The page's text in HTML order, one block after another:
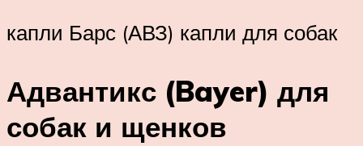
капли Барс (АВЗ) капли для собак
Адвантикс (Bayer) для
собак и щенков